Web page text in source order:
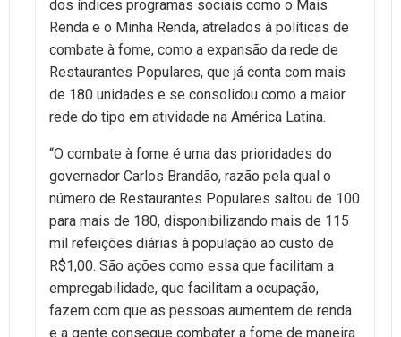
dos índices programas sociais como o Mais
Renda e o Minha Renda, atrelados à políticas de
combate à fome, como a expansão da rede de
Restaurantes Populares, que já conta com mais
de 180 unidades e se consolidou como a maior
rede do tipo em atividade na América Latina.
“O combate à fome é uma das prioridades do
governador Carlos Brandão, razão pela qual o
número de Restaurantes Populares saltou de 100
para mais de 180, disponibilizando mais de 115
mil refeições diárias à população ao custo de
R$1,00. São ações como essa que facilitam a
empregabilidade, que facilitam a ocupação,
fazem com que as pessoas aumentem de renda
e a gente consegue combater a fome de maneira